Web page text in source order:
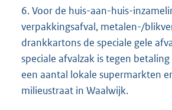
6. Voor de huis-aan-huis-
verpakkingsafval, metalen-/
drankkartons de speciale gele
speciale afvalzak is tegen
een aantal lokale supermarkten
milieustraat in Waalwijk.